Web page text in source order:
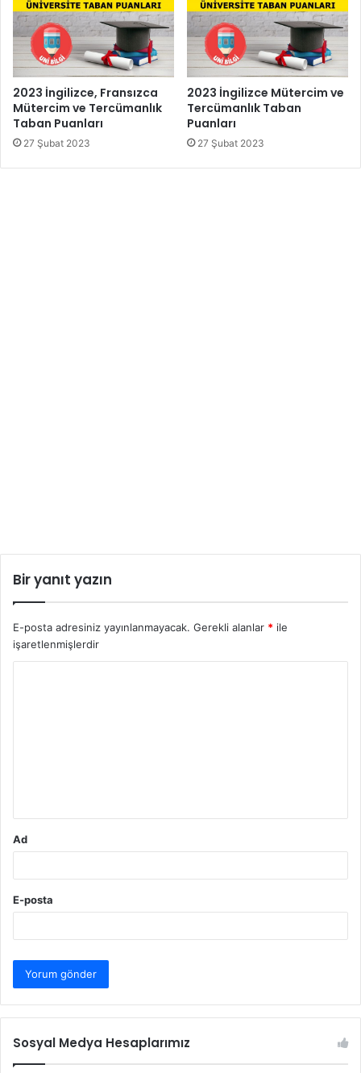
2023 İngilizce, Fransızca
Mütercim ve Tercümanlık
Taban Puanları
27 Şubat 2023
2023 İngilizce Mütercim ve
Tercümanlık Taban
Puanları
27 Şubat 2023
Bir yanıt yazın
E-posta adresiniz yayınlanmayacak. Gerekli alanlar * ile
işaretlenmişlerdir
Ad
E-posta
Sosyal Medya Hesaplarımız